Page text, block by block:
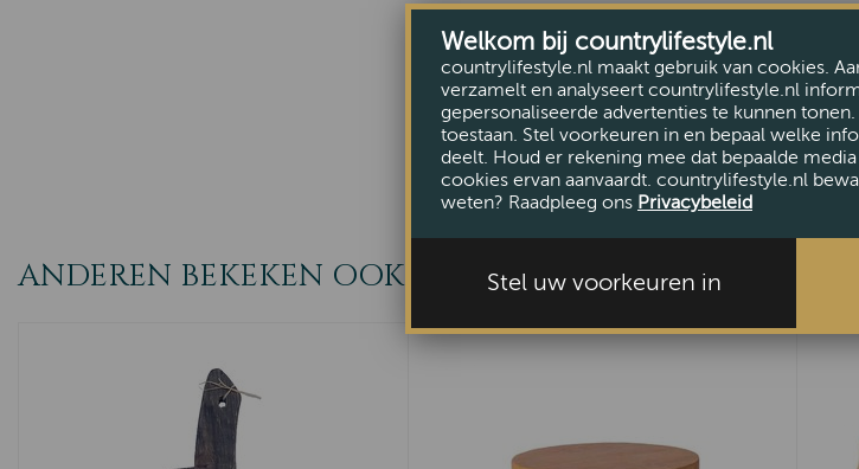
ANDEREN BEKEKEN OOK
Welkom bij countrylifestyle.nl
countrylifestyle.nl maakt gebruik van cookies.
verzamelt en analyseert countrylifestyle.nl
gepersonaliseerde advertenties te kunnen
toestaan. Stel voorkeuren in en bepaal welke
deelt. Houd er rekening mee dat bepaalde
cookies ervan aanvaardt. countrylifestyle.nl
weten? Raadpleeg ons Privacybeleid
Stel uw voorkeuren in